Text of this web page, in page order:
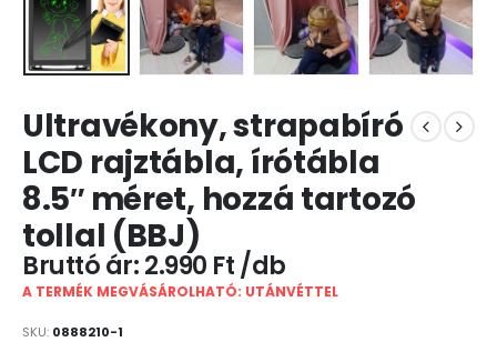
Ultravékony, strapabíró
LCD rajztábla, írótábla
8.5″ méret, hozzá tartozó
tollal (BBJ)
2.990 Ft
A TERMÉK MEGVÁSÁROLHATÓ: UTÁNVÉTTEL
SKU: 0888210-1